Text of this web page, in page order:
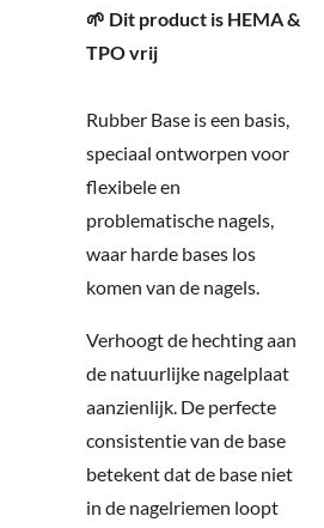
🌱 Dit product is HEMA &
TPO vrij
Rubber Base is een basis,
speciaal ontworpen voor
flexibele en
problematische nagels,
waar harde bases los
komen van de nagels.
Verhoogt de hechting aan
de natuurlijke nagelplaat
aanzienlijk. De perfecte
consistentie van de base
betekent dat de base niet
in de nagelriemen loopt